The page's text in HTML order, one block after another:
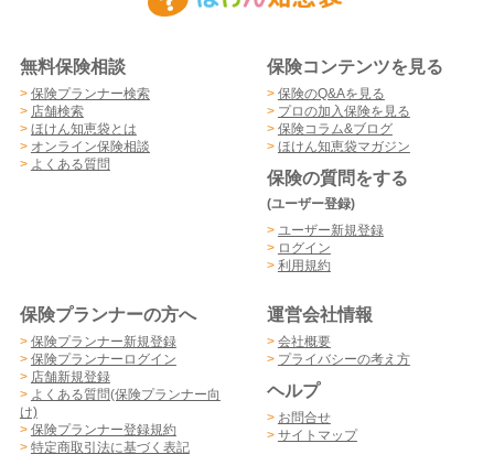
無料保険相談
> 保険プランナー検索
> 店舗検索
> ほけん知恵袋とは
> オンライン保険相談
> よくある質問
保険コンテンツを見る
> 保険のQ&Aを見る
> プロの加入保険を見る
> 保険コラム&ブログ
> ほけん知恵袋マガジン
保険の質問をする
(ユーザー登録)
> ユーザー新規登録
> ログイン
> 利用規約
保険プランナーの方へ
> 保険プランナー新規登録
> 保険プランナーログイン
> 店舗新規登録
> よくある質問(保険プランナー向
け)
> 保険プランナー登録規約
> 特定商取引法に基づく表記
運営会社情報
> 会社概要
> プライバシーの考え方
ヘルプ
> お問合せ
> サイトマップ